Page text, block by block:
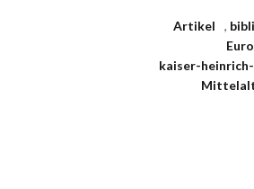
Artikel ,
kaiser-